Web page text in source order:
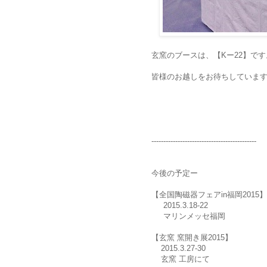
玄窯のブースは、【Kー22】で
皆様のお越しをお待ちしています
--------------------------------------------
今後の予定ー
【全国陶磁器フェアin福岡2015】
2015.3.18-22
マリンメッセ福岡
【玄窯 窯開き展2015】
2015.3.27-30
玄窯 工房にて